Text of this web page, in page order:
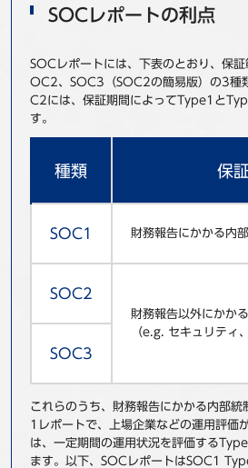
SOCレポートの利点
SOCレポートには、下表のとおり、保
OC2、SOC3（SOC2の簡易版）の3種
C2には、保証期間によってType1と
す。
種類 保
SOC1
財務報告にかかる内
SOC2
財務報告以外にかか
（e.g. セキュリティ
SOC3
これらのうち、財務報告にかかる内部
1レポートで、上場企業などの運用評価
は、一定期間の運用状況を評価する
ます。以下、SOCレポートはSOC1